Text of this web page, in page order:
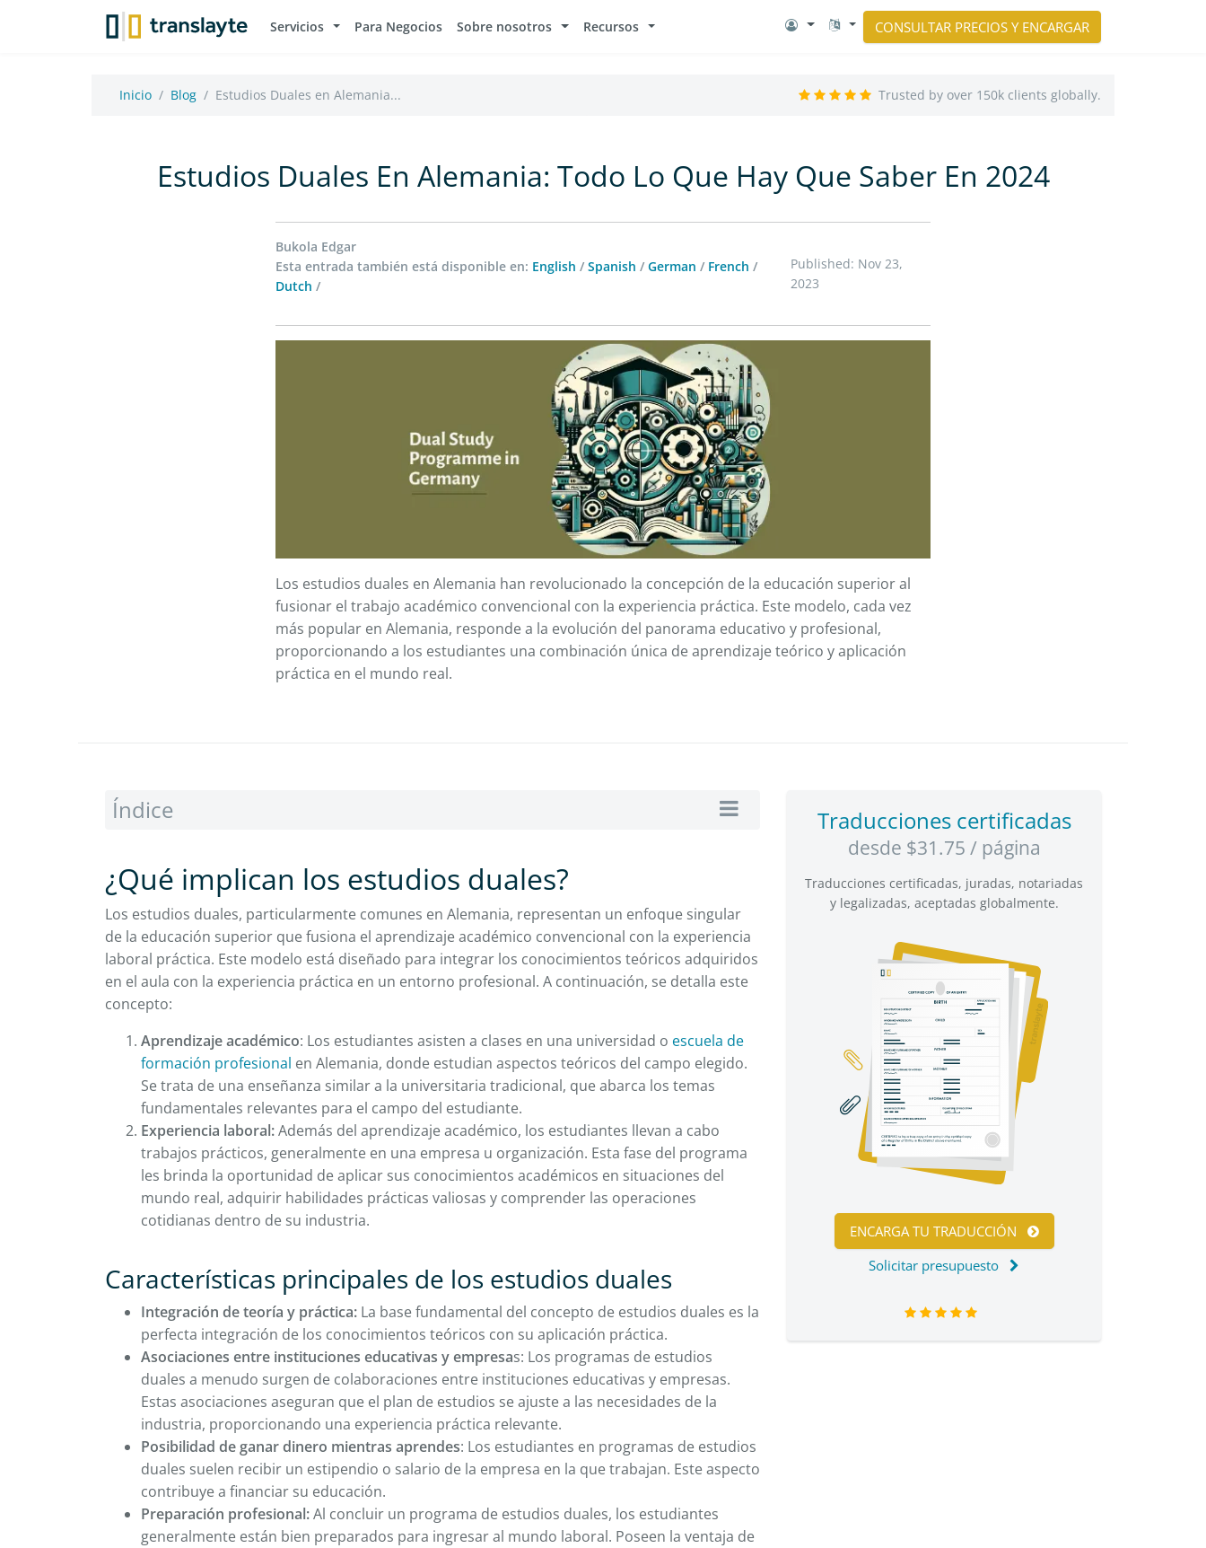
Servicios Para Negocios Sobre nosotros Recursos CONSULTAR PRECIOS Y ENCARGAR
Inicio Blog Estudios Duales en Alemania... Trusted by over 150k clients globally.
Estudios Duales En Alemania: Todo Lo Que Hay Que Saber En 2024
Bukola Edgar
Esta entrada también está disponible en: English / Spanish / German / French /
Dutch /
Published: Nov 23,
2023
Los estudios duales en Alemania han revolucionado la concepción de la educación superior al
fusionar el trabajo académico convencional con la experiencia práctica. Este modelo, cada vez
más popular en Alemania, responde a la evolución del panorama educativo y profesional,
proporcionando a los estudiantes una combinación única de aprendizaje teórico y aplicación
práctica en el mundo real.
Índice
¿Qué implican los estudios duales?
Los estudios duales, particularmente comunes en Alemania, representan un enfoque singular
de la educación superior que fusiona el aprendizaje académico convencional con la experiencia
laboral práctica. Este modelo está diseñado para integrar los conocimientos teóricos adquiridos
en el aula con la experiencia práctica en un entorno profesional. A continuación, se detalla este
concepto:
Aprendizaje académico: Los estudiantes asisten a clases en una universidad o escuela de
formación profesional en Alemania, donde estudian aspectos teóricos del campo elegido.
Se trata de una enseñanza similar a la universitaria tradicional, que abarca los temas
fundamentales relevantes para el campo del estudiante.
Experiencia laboral:Además del aprendizaje académico, los estudiantes llevan a cabo
trabajos prácticos, generalmente en una empresa u organización. Esta fase del programa
les brinda la oportunidad de aplicar sus conocimientos académicos en situaciones del
mundo real, adquirir habilidades prácticas valiosas y comprender las operaciones
cotidianas dentro de su industria.
Características principales de los estudios duales
Integración de teoría y práctica: La base fundamental del concepto de estudios duales es la
perfecta integración de los conocimientos teóricos con su aplicación práctica.
Asociaciones entre instituciones educativas y empresas: Los programas de estudios
duales a menudo surgen de colaboraciones entre instituciones educativas y empresas.
Estas asociaciones aseguran que el plan de estudios se ajuste a las necesidades de la
industria, proporcionando una experiencia práctica relevante.
Posibilidad de ganar dinero mientras aprendes: Los estudiantes en programas de estudios
duales suelen recibir un estipendio o salario de la empresa en la que trabajan. Este aspecto
contribuye a financiar su educación.
Preparación profesional:Al concluir un programa de estudios duales, los estudiantes
generalmente están bien preparados para ingresar al mundo laboral. Poseen la ventaja de
Traducciones certificadas
desde $31.75 / página
Traducciones certificadas, juradas, notariadas
y legalizadas, aceptadas globalmente.
ENCARGA TU TRADUCCIÓN
Solicitar presupuesto